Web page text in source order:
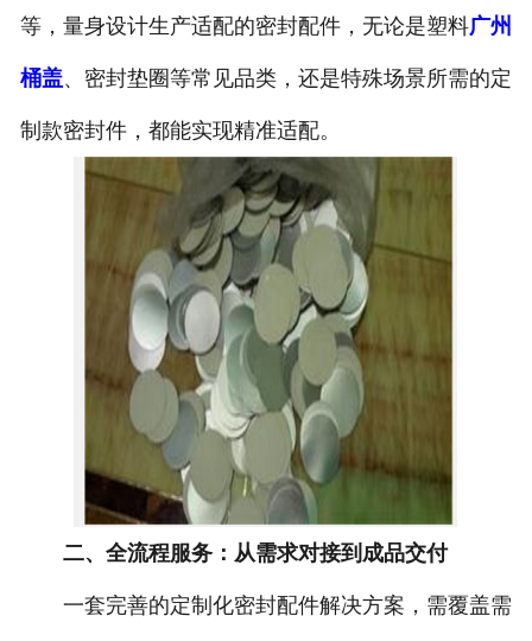
等，量身设计生产适配的密封配件，无论是塑料广州
桶盖、密封垫圈等常见品类，还是特殊场景所需的定
制款密封件，都能实现精准适配。
二、全流程服务：从需求对接到成品交付
一套完善的定制化密封配件解决方案，需覆盖需